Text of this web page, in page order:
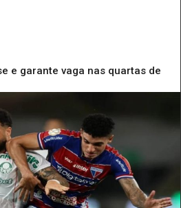
e garante vaga nas quartas de